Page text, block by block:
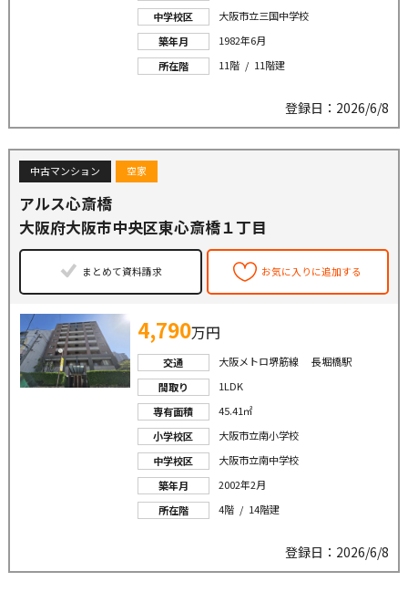
中学校区
大阪市立三国中学校
築年月
1982年6月
所在階
11階 / 11階建
登録日：2026/6/8
中古マンション 空家
アルス心斎橋
大阪府大阪市中央区東心斎橋１丁目
まとめて資料請求 お気に入りに追加する
4,790万円
交通
大阪メトロ堺筋線 長堀橋駅
間取り
1LDK
専有面積
45.41㎡
小学校区
大阪市立南小学校
中学校区
大阪市立南中学校
築年月
2002年2月
所在階
4階 / 14階建
登録日：2026/6/8